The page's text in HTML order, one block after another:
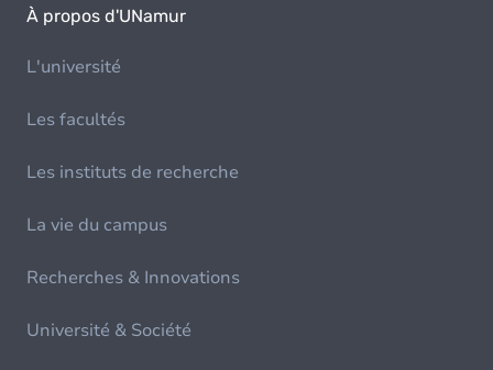
À propos d'UNamur
L'université
Les facultés
Les instituts de recherche
La vie du campus
Recherches & Innovations
Université & Société